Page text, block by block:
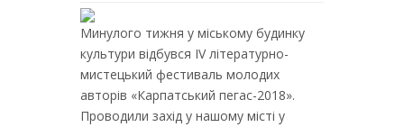
Минулого тижня у міському будинку
культури відбувся ІV літературно-
мистецький фестиваль молодих
авторів «Карпатський пегас-2018».
Проводили захід у нашому місті у